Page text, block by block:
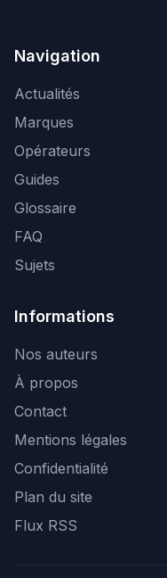
Navigation
Actualités
Marques
Opérateurs
Guides
Glossaire
FAQ
Sujets
Informations
Nos auteurs
À propos
Contact
Mentions légales
Confidentialité
Plan du site
Flux RSS